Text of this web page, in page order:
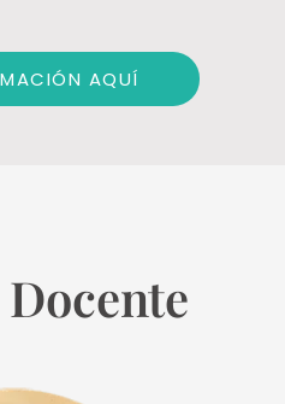
AQUÍ